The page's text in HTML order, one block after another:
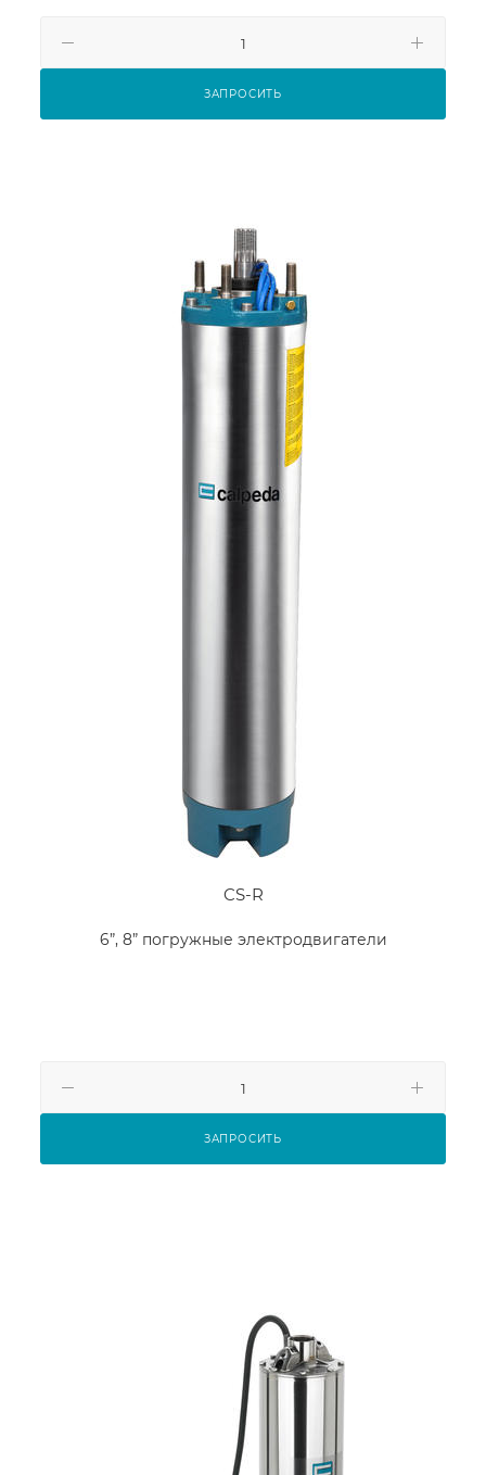
ЗАПРОСИТЬ
CS-R
6”, 8” погружные электродвигатели
ЗАПРОСИТЬ